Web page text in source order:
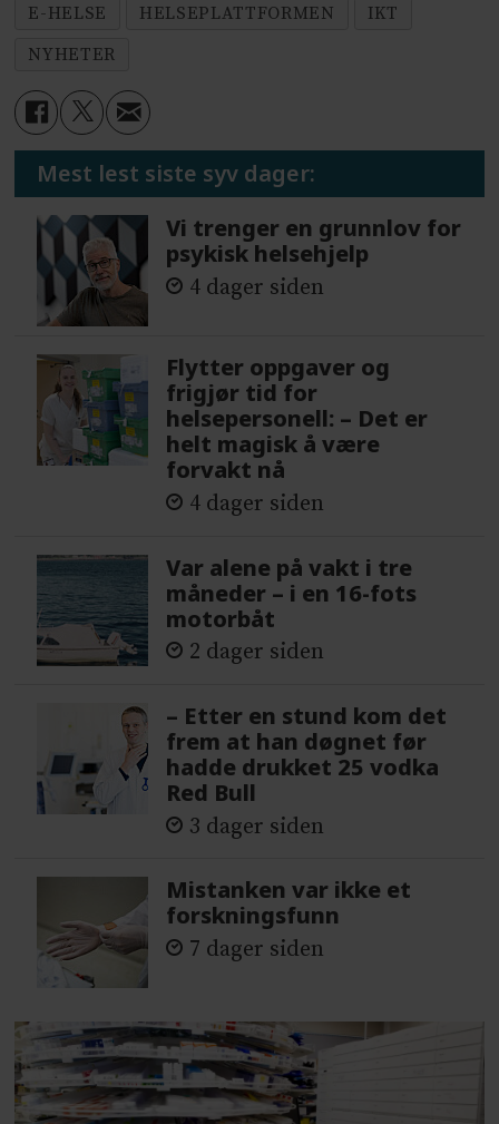
E-HELSE HELSEPLATTFORMEN
IKT
NYHETER
Mest lest siste syv dager:
Vi trenger en grunnlov for
psykisk helsehjelp
4 dager siden
Flytter oppgaver og
frigjør tid for
helsepersonell: – Det er
helt magisk å være
forvakt nå
4 dager siden
Var alene på vakt i tre
måneder – i en 16-fots
motorbåt
2 dager siden
– Etter en stund kom det
frem at han døgnet før
hadde drukket 25 vodka
Red Bull
3 dager siden
Mistanken var ikke et
forskningsfunn
7 dager siden